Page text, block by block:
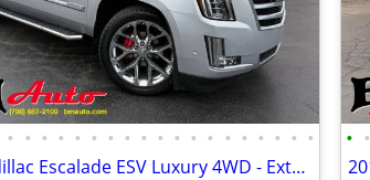
• • • • • • • • • • • • • • • • • • •
2020 Cadillac Escalade ESV Luxury 4WD - Extra clean!
• •